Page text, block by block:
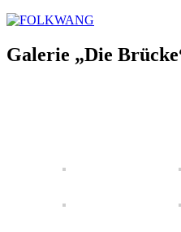
Galerie „Die